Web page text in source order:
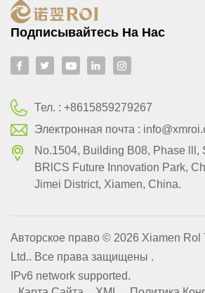
Подписывайтесь На Нас
Тел. :+8615859279267
Электронная почта :
No.1504, Building B08, Phase lll,
BRlCS Future Innovation Park,
Jimei District, Xiamen, China.
Авторское право © 2026 Xiamen Rol
Ltd.. Все права защищены .
IPv6 network supported.